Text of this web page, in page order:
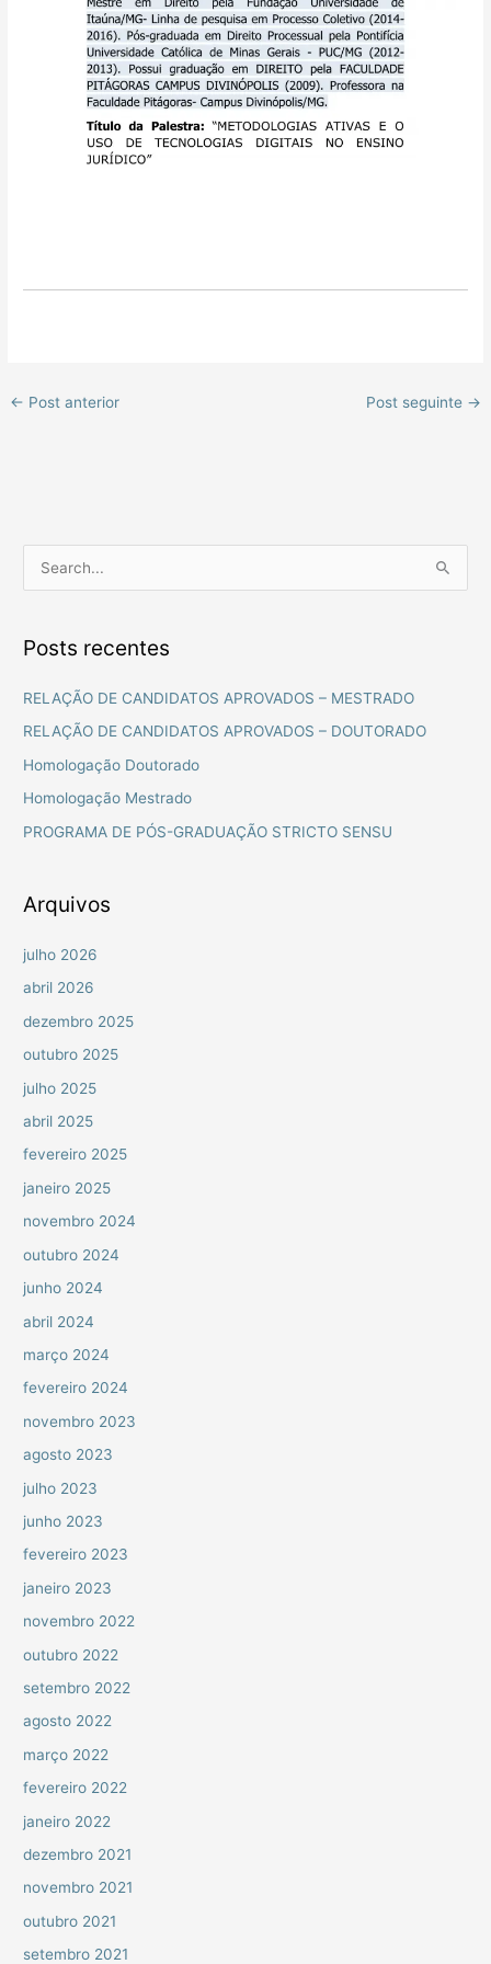
← Post anterior Post seguinte →
q
u
r
p
r
Posts recentes
RELAÇÃO DE CANDIDATOS APROVADOS – MESTRADO
RELAÇÃO DE CANDIDATOS APROVADOS – DOUTORADO
Homologação Doutorado
Homologação Mestrado
PROGRAMA DE PÓS-GRADUAÇÃO STRICTO SENSU
Arquivos
julho 2026
abril 2026
dezembro 2025
outubro 2025
julho 2025
abril 2025
fevereiro 2025
janeiro 2025
novembro 2024
outubro 2024
junho 2024
abril 2024
março 2024
fevereiro 2024
novembro 2023
agosto 2023
julho 2023
junho 2023
fevereiro 2023
janeiro 2023
novembro 2022
outubro 2022
setembro 2022
agosto 2022
março 2022
fevereiro 2022
janeiro 2022
dezembro 2021
novembro 2021
outubro 2021
setembro 2021